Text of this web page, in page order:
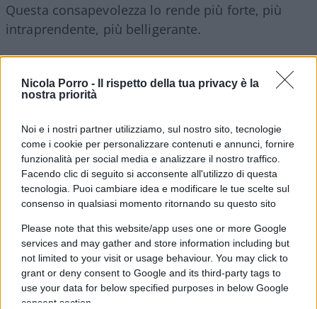
Nicola Porro -
Il rispetto della tua privacy è la
nostra priorità
Noi e i nostri partner utilizziamo, sul nostro sito, tecnologie
come i cookie per personalizzare contenuti e annunci, fornire
funzionalità per social media e analizzare il nostro traffico.
Facendo clic di seguito si acconsente all'utilizzo di questa
tecnologia. Puoi cambiare idea e modificare le tue scelte sul
consenso in qualsiasi momento ritornando su questo sito
Please note that this website/app uses one or more Google
services and may gather and store information including but
not limited to your visit or usage behaviour. You may click to
grant or deny consent to Google and its third-party tags to
use your data for below specified purposes in below Google
consent section.
Questa consapevolezza lo rende più forte, più
intraprendente, più belligerante.
La guerra va fermata, perchè altrimenti ci
quello di ieri in cui i commenti all’economia non
potranno che essere sempre più negativi.
Nella località americana, ieri sono stati snocciolati
dati e percezioni nei riguardi del futuro.
Sono dati che pesano e peseranno sempre di più
se non si ferma la guerra.